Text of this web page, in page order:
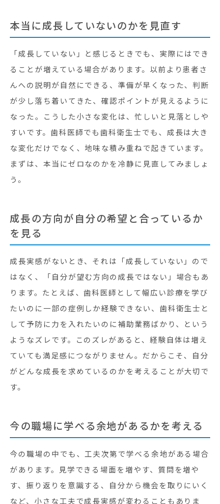
本当に成長していないのかを見直す
「成長していない」と感じるときでも、実際にはでき
ることが増えている場合があります。以前より患者さ
んへの説明が自然にできる、準備が早くなった、判断
が少し落ち着いてきた、確認ポイントが見えるように
なった。こうした小さな変化は、忙しいと見落としや
すいです。歯科医師でも歯科衛生士でも、成長は大き
な変化だけでなく、地味な積み重ねで起きています。
まずは、本当にゼロなのかを冷静に見直してみましょ
う。
成長の方向が自分の希望と合っているか
を見る
成長実感がないとき、それは「成長していない」ので
はなく、「自分が望む方向の成長ではない」場合もあ
ります。たとえば、歯科医師として幅広い診療を学び
たいのに一部の症例しか経験できない、歯科衛生士と
して予防に力を入れたいのに補助業務ばかり、という
ようなズレです。このズレがあると、経験自体は増え
ていても満足感につながりません。だからこそ、自分
がどんな成長を求めているのかを考えることが大切で
す。
今の職場に学べる余地があるかを考える
今の職場の中でも、工夫次第で学べる余地がある場合
があります。見学できる場面を増やす、質問を増や
す、振り返りを意識する、自分から機会を取りにいく
など、小さな工夫で成長実感が変わることもありま